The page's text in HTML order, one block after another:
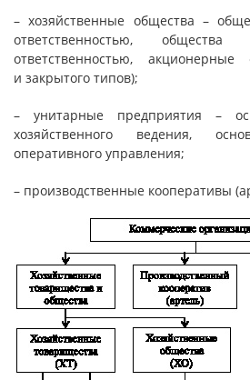
– хозяйственные общества –
ответственностью,
ответственностью, акционерные
и закрытого типов);
– унитарные предприятия –
хозяйственного ведения,
оперативного управления;
– производственные кооперативы